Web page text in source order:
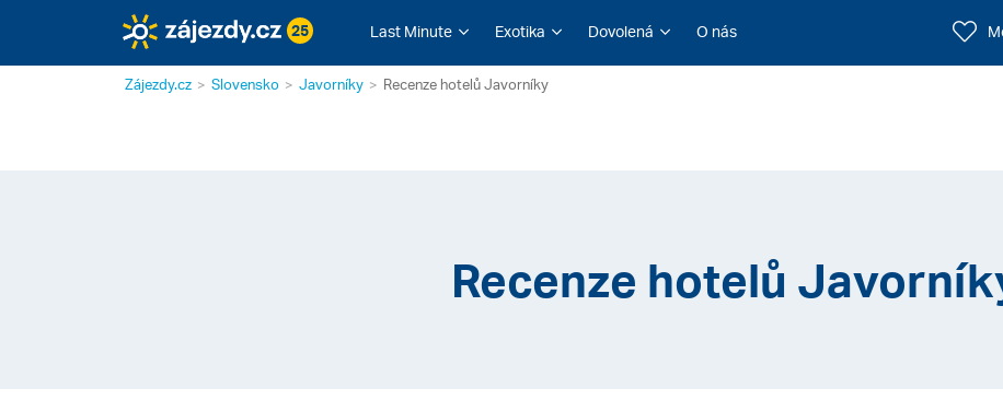
25 Last Minute Exotika Dovolená O nás
Zájezdy.cz Slovensko Javorníky Recenze hotelů Javorníky
Recenze hotelů